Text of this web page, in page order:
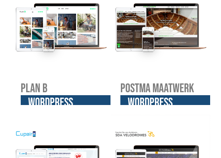
Plan B
WordPress
Postma Maatwerk
WordPress